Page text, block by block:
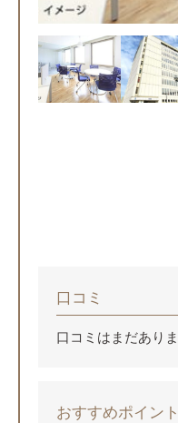
口コミ
口コミはまだありま
おすすめポイント